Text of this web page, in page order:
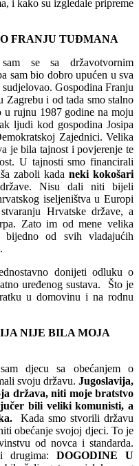
i kako su izgledale pripreme
FRANJU TUĐMANA
se sa državotvornim
sam bio dobro upućen u sva
Gospodina Franju
Zagrebu i od tada smo stalno
rujnu 1987 godine na moju
ljudi kod gospodina Josipa
Zajednici. Velika
je bila tajnost i povjerenje te
U tajnosti smo financirali
zaboli kada neki kokošari
Nisu dali niti bijeli
iseljeništva u Europi
Hrvatske države, a
Zato im od mene velika
od svih vladajućih
donijeti odluku o
uređenog sustava. Što je
u domovinu i na rodnu
NIJE BILA MOJA
djecu sa obećanjem o
svoju državu. Jugoslavija,
država, niti moje bratstvo
bili veliki komunisti, a
Kada smo stvorili državu
obećanje svojoj djeci. To je
od novca i standarda.
drugima: DOGODINE U